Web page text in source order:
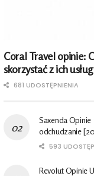
Coral Travel opinie:
skorzystać z ich
681 UDOSTĘPNIENIA
Saxenda Opinie
odchudzanie
593
Revolut Opinie